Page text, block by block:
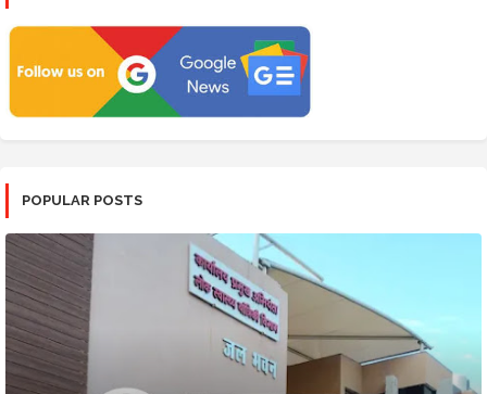
POPULAR POSTS